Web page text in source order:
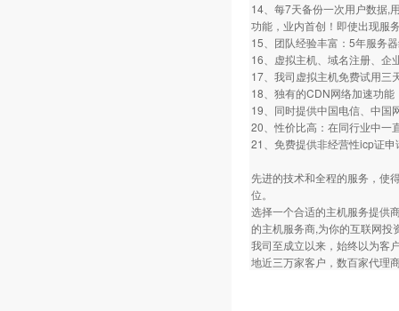
14、每7天备份一次用户数据,
功能，业内首创！即使出现服
15、团队经验丰富：5年服务
16、虚拟主机、域名注册、企
17、我司虚拟主机免费试用三
18、独有的CDN网络加速功
19、同时提供中国电信、中国
20、性价比高：在同行业中一
21、免费提供非经营性icp证
先进的技术和全程的服务，使
位。
选择一个合适的主机服务提供
的主机服务商,为你的互联网投
我司至成立以来，始终以为客
地近三万家客户，数百家代理